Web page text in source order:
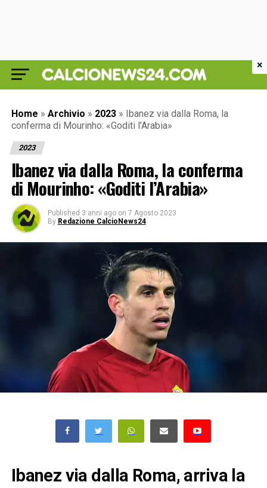
Home » Archivio » 2023 » Ibanez via dalla Roma, la
conferma di Mourinho: «Goditi l’Arabia»
2023
Ibanez via dalla Roma, la conferma
di Mourinho: «Goditi l’Arabia»
Published 3 anni ago on 7 Agosto 2023
By Redazione CalcioNews24
Ibanez via dalla Roma, arriva la
×